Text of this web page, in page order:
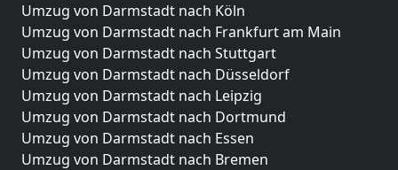
Umzug von Darmstadt nach Köln
Umzug von Darmstadt nach Frankfurt am Main
Umzug von Darmstadt nach Stuttgart
Umzug von Darmstadt nach Düsseldorf
Umzug von Darmstadt nach Leipzig
Umzug von Darmstadt nach Dortmund
Umzug von Darmstadt nach Essen
Umzug von Darmstadt nach Bremen